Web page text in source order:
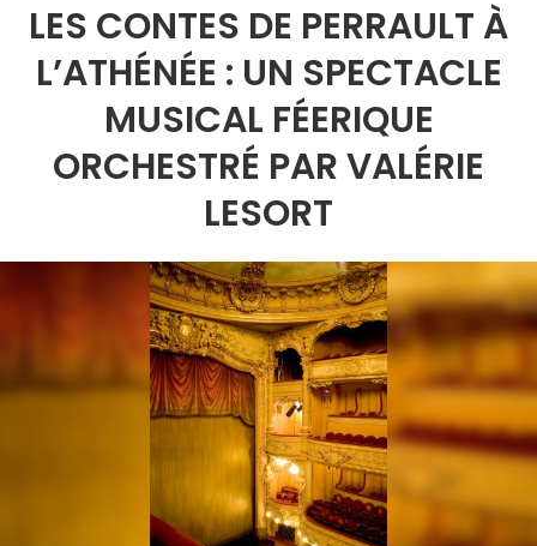
LES CONTES DE PERRAULT À
L’ATHÉNÉE : UN SPECTACLE
MUSICAL FÉERIQUE
ORCHESTRÉ PAR VALÉRIE
LESORT